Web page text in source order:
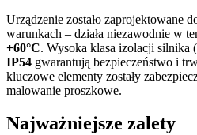
Urządzenie zostało zaprojektowane
warunkach – działa niezawodnie w
+60°C. Wysoka klasa izolacji silnika
IP54 gwarantują bezpieczeństwo i
kluczowe elementy zostały
malowanie proszkowe.
Najważniejsze zalety